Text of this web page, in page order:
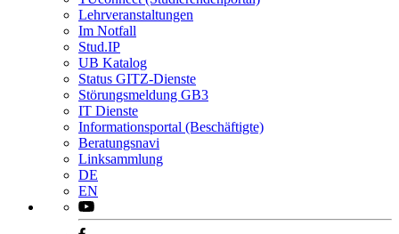
Lehrveranstaltungen
Im Notfall
Stud.IP
UB Katalog
Status GITZ-Dienste
Störungsmeldung GB3
IT Dienste
Informationsportal (Beschäftigte)
Beratungsnavi
Linksammlung
DE
EN